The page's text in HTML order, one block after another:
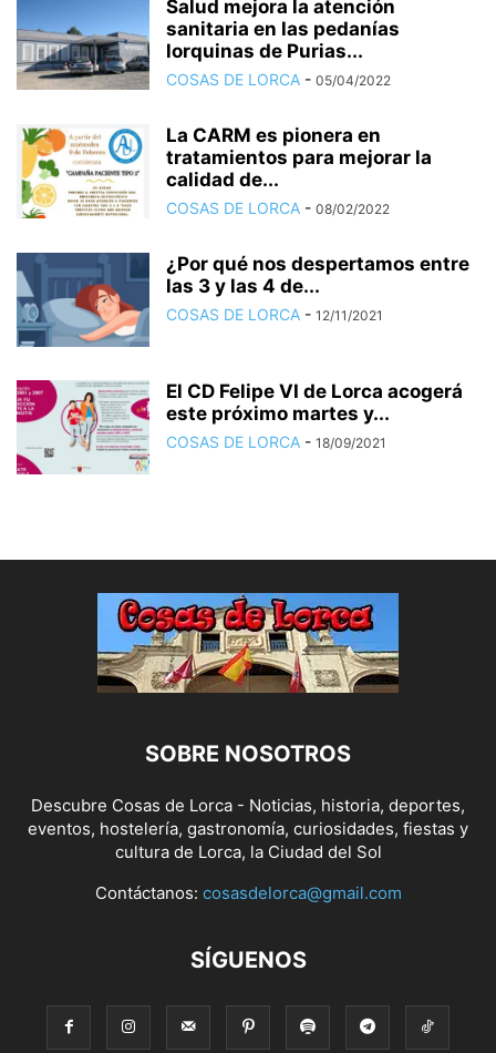
Salud mejora la atención
sanitaria en las pedanías
lorquinas de Purias...
COSAS DE LORCA - 05/04/2022
La CARM es pionera en
tratamientos para mejorar la
calidad de...
COSAS DE LORCA - 08/02/2022
¿Por qué nos despertamos entre
las 3 y las 4 de...
COSAS DE LORCA - 12/11/2021
El CD Felipe VI de Lorca acogerá
este próximo martes y...
COSAS DE LORCA - 18/09/2021
SOBRE NOSOTROS
Descubre Cosas de Lorca - Noticias, historia, deportes,
eventos, hostelería, gastronomía, curiosidades, fiestas y
cultura de Lorca, la Ciudad del Sol
Contáctanos: cosasdelorca@gmail.com
SÍGUENOS